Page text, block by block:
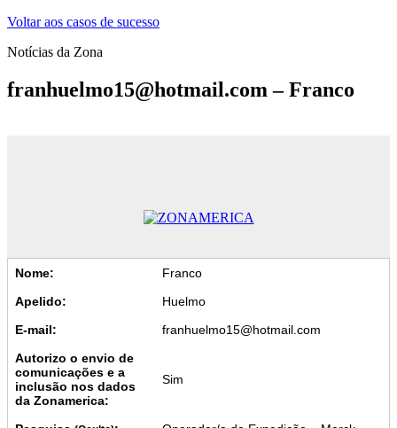
Voltar aos casos de sucesso
Notícias da Zona
franhuelmo15@hotmail.com – Franco
Nome:
Franco
Apelido:
Huelmo
E-mail:
franhuelmo15@hotmail.com
Autorizo o envio de
comunicações e a
inclusão nos dados
da Zonamerica:
Sim